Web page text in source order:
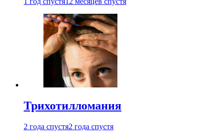
Трихотилломания
2 года спустя2 года спустя